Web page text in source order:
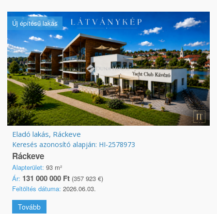
Új építésű lakás
Eladó lakás, Ráckeve
Keresés azonosító alapján: HI-2578973
Ráckeve
Alapterület: 93 m²
Ár: 131 000 000 Ft (357 923 €)
Feltöltés dátuma: 2026.06.03.
Tovább